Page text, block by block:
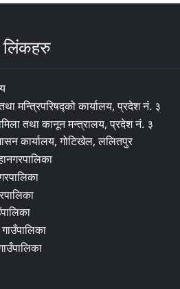
लिंकहरु
मन्त्रिपरिषद्को कार्यालय, प्रदेश नं. ३
तथा कानून मन्त्रालय, प्रदेश नं. ३
कार्यालय, गोटिखेल, ललितपुर